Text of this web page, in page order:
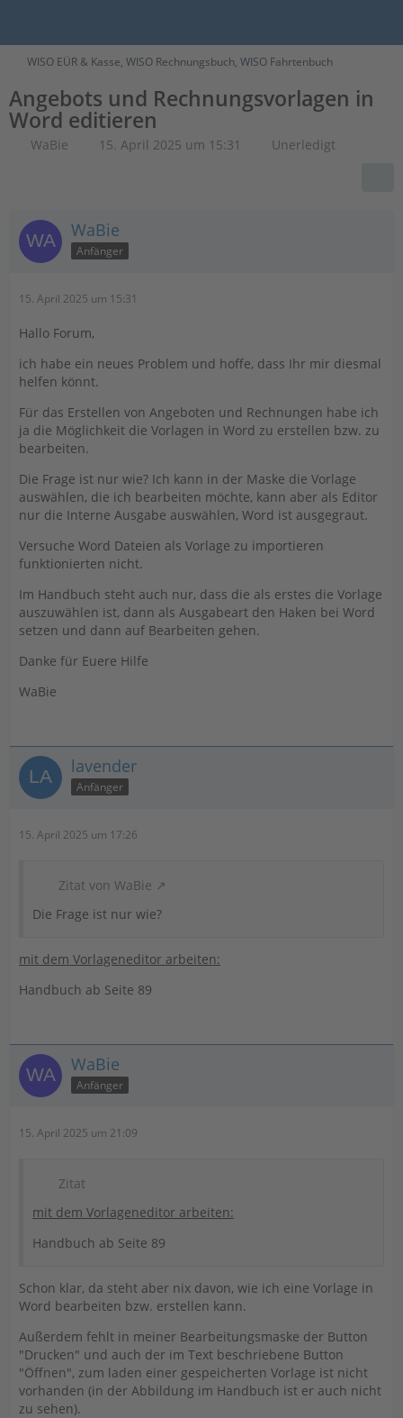
WISO EÜR & Kasse, WISO Rechnungsbuch, WISO Fahrtenbuch
Angebots und Rechnungsvorlagen in
Word editieren
WaBie 15. April 2025 um 15:31 Unerledigt
WaBie
Anfänger
15. April 2025 um 15:31
Hallo Forum,
ich habe ein neues Problem und hoffe, dass Ihr mir diesmal
helfen könnt.
Für das Erstellen von Angeboten und Rechnungen habe ich
ja die Möglichkeit die Vorlagen in Word zu erstellen bzw. zu
bearbeiten.
Die Frage ist nur wie? Ich kann in der Maske die Vorlage
auswählen, die ich bearbeiten möchte, kann aber als Editor
nur die Interne Ausgabe auswählen, Word ist ausgegraut.
Versuche Word Dateien als Vorlage zu importieren
funktionierten nicht.
Im Handbuch steht auch nur, dass die als erstes die Vorlage
auszuwählen ist, dann als Ausgabeart den Haken bei Word
setzen und dann auf Bearbeiten gehen.
Danke für Euere Hilfe
WaBie
lavender
Anfänger
15. April 2025 um 17:26
Zitat von WaBie
Die Frage ist nur wie?
mit dem Vorlageneditor arbeiten:
Handbuch ab Seite 89
WaBie
Anfänger
15. April 2025 um 21:09
Zitat
mit dem Vorlageneditor arbeiten:
Handbuch ab Seite 89
Schon klar, da steht aber nix davon, wie ich eine Vorlage in
Word bearbeiten bzw. erstellen kann.
Außerdem fehlt in meiner Bearbeitungsmaske der Button
"Drucken" und auch der im Text beschriebene Button
"Öffnen", zum laden einer gespeicherten Vorlage ist nicht
vorhanden (in der Abbildung im Handbuch ist er auch nicht
zu sehen).